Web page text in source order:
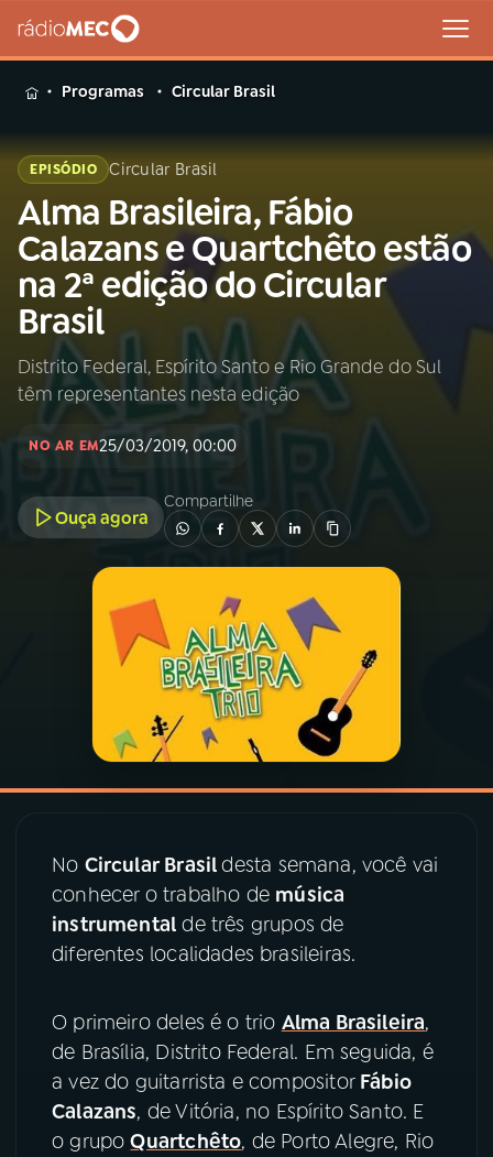
MENU
Buscar
na
Rádio
MEC
Buscar
01INÍCIO
PROGRAMAÇÃO
PROGRAMAS
PODCASTS
VIDEOCASTS
YouTube Facebook
Instagram X
TikTok
Programas Circular Brasil
EPISÓDIO Circular Brasil
Alma Brasileira, Fábio
Calazans e Quartchêto estão
na 2ª edição do Circular
Brasil
Distrito Federal, Espírito Santo e Rio Grande do Sul
têm representantes nesta edição
NO AR EM25/03/2019, 00:00
Ouça agora
Compartilhe
No Circular Brasildesta semana, você vai
conhecer o trabalho de música
instrumental de três grupos de
diferentes localidades brasileiras.
O primeiro deles é o trio Alma Brasileira,
de Brasília, Distrito Federal. Em seguida, é
a vez do guitarrista e compositor Fábio
Calazans, de Vitória, no Espírito Santo. E
o grupoQuartchêto, de Porto Alegre, Rio